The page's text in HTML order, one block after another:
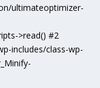
ultimateoptimizer-
>read() #2
includes/class-wp-